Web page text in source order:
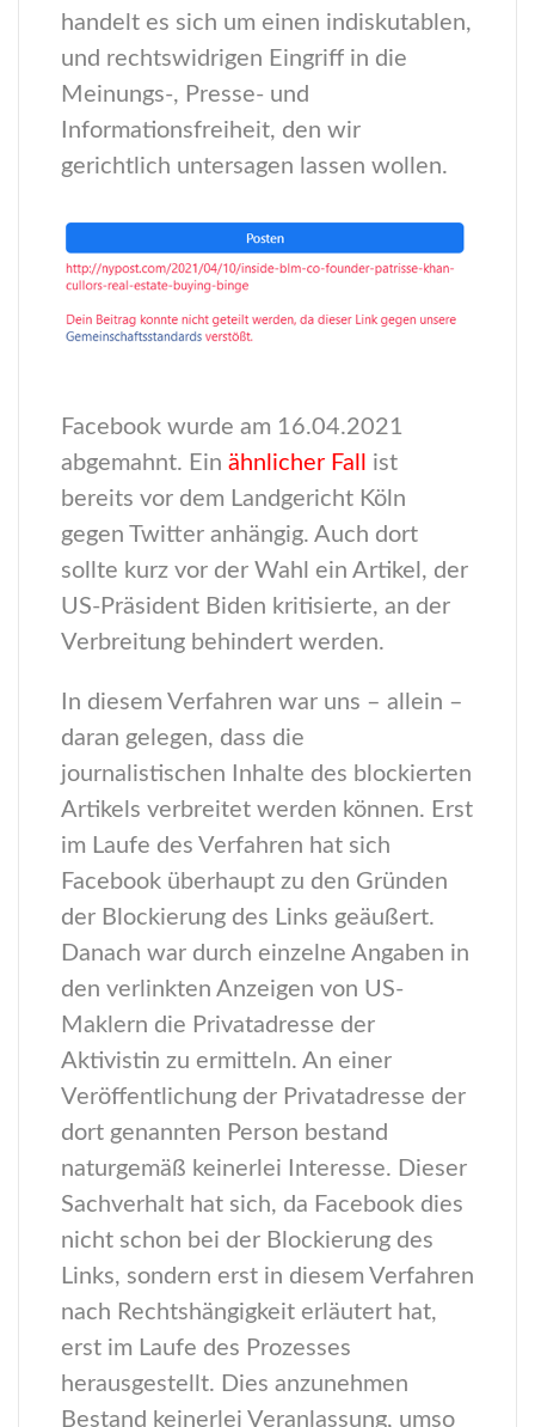
handelt es sich um einen indiskutablen,
und rechtswidrigen Eingriff in die
Meinungs-, Presse- und
Informationsfreiheit, den wir
gerichtlich untersagen lassen wollen.
Facebook wurde am 16.04.2021
abgemahnt. Ein ähnlicher Fall
ist
bereits vor dem Landgericht Köln
gegen Twitter anhängig. Auch dort
sollte kurz vor der Wahl ein Artikel, der
US-Präsident Biden kritisierte, an der
Verbreitung behindert werden.
In diesem Verfahren war uns – allein –
daran gelegen, dass die
journalistischen Inhalte des blockierten
Artikels verbreitet werden können. Erst
im Laufe des Verfahren hat sich
Facebook überhaupt zu den Gründen
der Blockierung des Links geäußert.
Danach war durch einzelne Angaben in
den verlinkten Anzeigen von US-
Maklern die Privatadresse der
Aktivistin zu ermitteln. An einer
Veröffentlichung der Privatadresse der
dort genannten Person bestand
naturgemäß keinerlei Interesse. Dieser
Sachverhalt hat sich, da Facebook dies
nicht schon bei der Blockierung des
Links, sondern erst in diesem Verfahren
nach Rechtshängigkeit erläutert hat,
erst im Laufe des Prozesses
herausgestellt. Dies anzunehmen
Bestand keinerlei Veranlassung, umso